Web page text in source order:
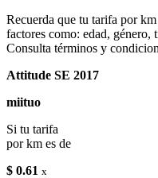
Recuerda que tu tarifa por
factores como: edad, género,
Consulta términos y
Attitude SE 2017
miituo
Si tu tarifa
por km es de
$ 0.61 x